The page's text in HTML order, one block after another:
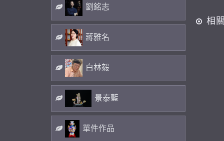
劉銘志
蔣雅名
白林毅
景泰藍
單件作品
相